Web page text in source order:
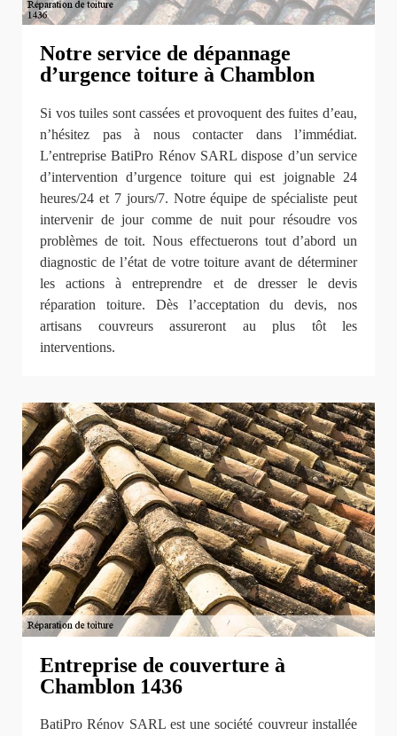
Notre service de dépannage
d’urgence toiture à Chamblon
Si vos tuiles sont cassées et provoquent des fuites d’eau,
n’hésitez pas à nous contacter dans l’immédiat.
L’entreprise BatiPro Rénov SARL dispose d’un service
d’intervention d’urgence toiture qui est joignable 24
heures/24 et 7 jours/7. Notre équipe de spécialiste peut
intervenir de jour comme de nuit pour résoudre vos
problèmes de toit. Nous effectuerons tout d’abord un
diagnostic de l’état de votre toiture avant de déterminer
les actions à entreprendre et de dresser le devis
réparation toiture. Dès l’acceptation du devis, nos
artisans couvreurs assureront au plus tôt les
interventions.
Entreprise de couverture à
Chamblon 1436
BatiPro Rénov SARL est une société couvreur installée